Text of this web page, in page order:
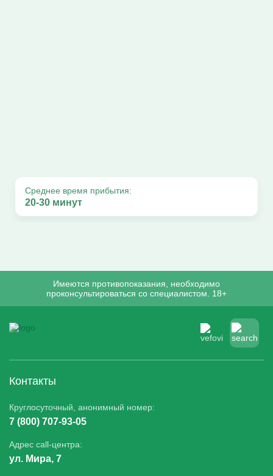
Среднее время прибытия:
20-30 минут
Имеются противопоказания, необходимо
проконсультироваться со специалистом. 18+
Контакты
Круглосуточный, анонимный номер:
7 (800) 707-93-05
Адрес call-центра:
ул. Мира, 7